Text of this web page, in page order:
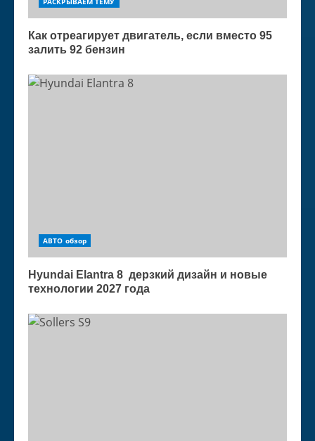
Как отреагирует двигатель, если вместо 95
залить 92 бензин
АВТО обзор
Hyundai Elantra 8 дерзкий дизайн и новые
технологии 2027 года